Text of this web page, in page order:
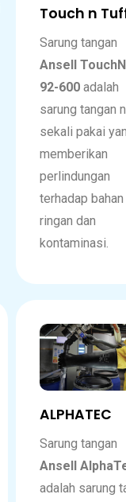
Touch n
Sarung tangan
Ansell
92-600 adalah
sarung tangan
sekali pakai
memberikan
perlindungan
terhadap
ringan dan
kontaminasi.
ALPHATEC
Sarung tangan
Ansell
adalah sarung